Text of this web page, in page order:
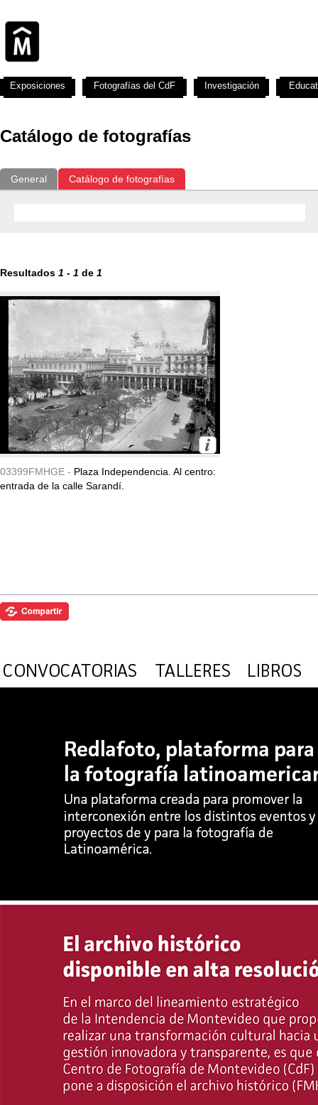
Catálogo de fotografías
General Catálogo de fotografías
Resultados 1 - 1 de 1
03399FMHGE - Plaza Independencia. Al centro:
entrada de la calle Sarandí.
Exposiciones Fotografías del CdF Investigación